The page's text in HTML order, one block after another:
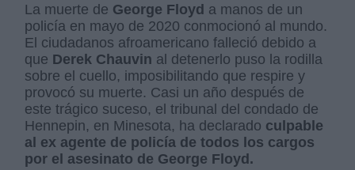
La muerte de George Floyd a manos de un
policía en mayo de 2020 conmocionó al mundo.
El ciudadanos afroamericano falleció debido a
que Derek Chauvin al detenerlo puso la rodilla
sobre el cuello, imposibilitando que respire y
provocó su muerte. Casi un año después de
este trágico suceso, el tribunal del condado de
Hennepin, en Minesota, ha declarado culpable
al ex agente de policía de todos los cargos
por el asesinato de George Floyd.